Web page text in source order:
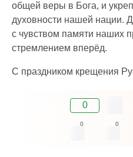
общей веры в Бога, и
духовности нашей нации.
с чувством памяти наших
стремлением вперёд.
С праздником крещения
0
0 0